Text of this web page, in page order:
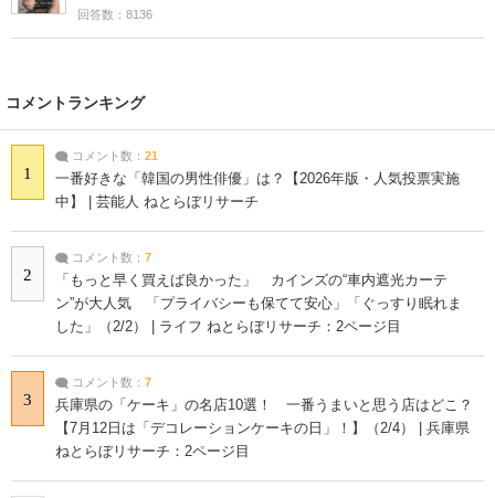
回答数：8136
コメントランキング
1
コメント数： 21
一番好きな「韓国の男性俳優」は？【2026年版・人気投票実施
中】 | 芸能人 ねとらぼリサーチ
2
コメント数： 7
「もっと早く買えば良かった」 カインズの“車内遮光カーテ
ン”が大人気 「プライバシーも保てて安心」「ぐっすり眠れま
した」（2/2） | ライフ ねとらぼリサーチ：2ページ目
3
コメント数： 7
兵庫県の「ケーキ」の名店10選！ 一番うまいと思う店はどこ？
【7月12日は「デコレーションケーキの日」！】（2/4） | 兵庫県
ねとらぼリサーチ：2ページ目